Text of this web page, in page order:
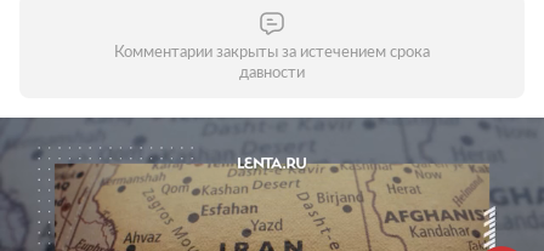
Комментарии закрыты за истечением срока
давности